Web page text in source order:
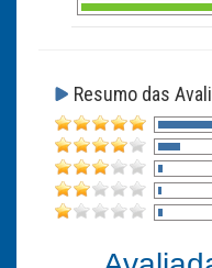
Resumo das